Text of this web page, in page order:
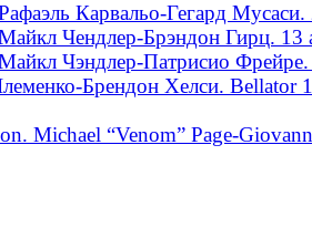
Карвальо-Гегард
Чендлер-Брэндон Гирц.
Чэндлер-Патрисио
Брендон Хелси.
Michael “Venom” Page-